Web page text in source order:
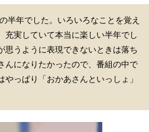
半年でした。いろいろなことを覚え
充実していて本当に楽しい半年でし
思うように表現できないときは落ち
んになりたかったので、番組の中で
っぱり「おかあさんといっしょ」